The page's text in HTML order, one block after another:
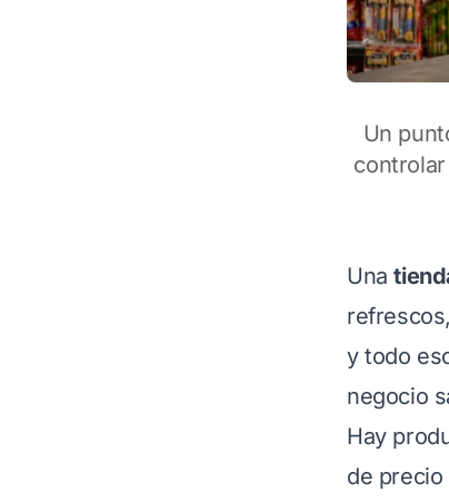
Un
Una
y todo
negocio
Hay
de